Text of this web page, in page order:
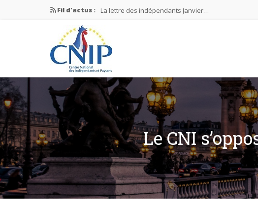
Fil d'actus : La lettre des indépendants Janvier…
La lettre des indépendants Juin…
Mission nationale ÉLECTIONS MUNICIPALES 2026
La lettre des indépendants N°2-2026
Le CNI